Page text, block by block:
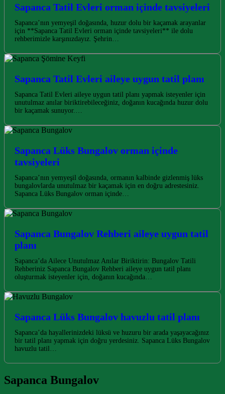
Sapanca Tatil Evleri orman içinde tavsiyeleri
Sapanca’nın yemyeşil doğasında, huzur dolu bir kaçamak arayanlar
için **Sapanca Tatil Evleri orman içinde tavsiyeleri** ile dolu
rehberimizle karşınızdayız. Şehrin…
Sapanca Tatil Evleri aileye uygun tatil planı
Sapanca Tatil Evleri aileye uygun tatil planı yapmak isteyenler için
unutulmaz anılar biriktirebileceğiniz, doğanın kucağında huzur dolu
bir kaçamak sunuyor.…
Sapanca Lüks Bungalov orman içinde
tavsiyeleri
Sapanca’nın yemyeşil doğasında, ormanın kalbinde gizlenmiş lüks
bungalovlarda unutulmaz bir kaçamak için en doğru adrestesiniz.
Sapanca Lüks Bungalov orman içinde…
Sapanca Bungalov Rehberi aileye uygun tatil
planı
Sapanca’da Ailece Unutulmaz Anılar Biriktirin: Bungalov Tatili
Rehberiniz Sapanca Bungalov Rehberi aileye uygun tatil planı
oluşturmak isteyenler için, doğanın kucağında…
Sapanca Lüks Bungalov havuzlu tatil planı
Sapanca’da hayallerinizdeki lüksü ve huzuru bir arada yaşayacağınız
bir tatil planı yapmak için doğru yerdesiniz. Sapanca Lüks Bungalov
havuzlu tatil…
Sapanca Bungalov